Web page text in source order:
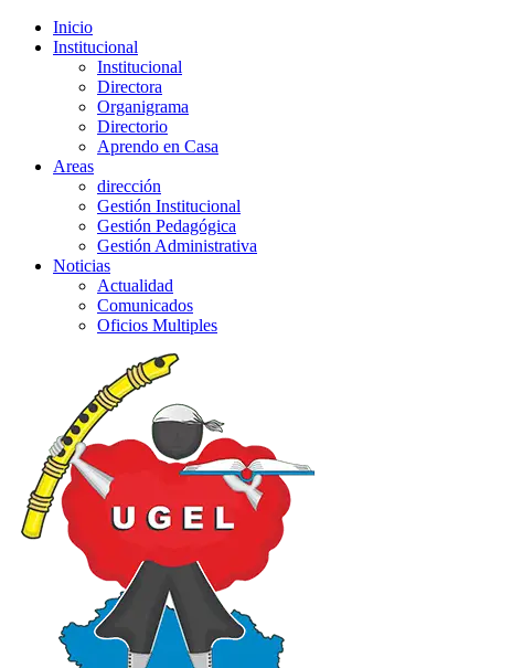
Inicio
Institucional
Institucional
Directora
Organigrama
Directorio
Aprendo en Casa
Areas
dirección
Gestión Institucional
Gestión Pedagógica
Gestión Administrativa
Noticias
Actualidad
Comunicados
Oficios Multiples